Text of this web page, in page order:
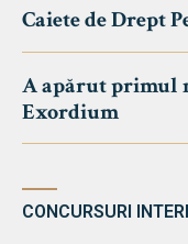
Caiete de Drept
A apărut primul
Exordium
CONCURSURI